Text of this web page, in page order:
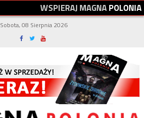
WSPIERAJMAGNAPOLONIA
Sobota, 08 Sierpnia 2026